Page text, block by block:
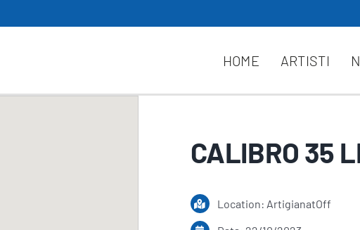
HOME ARTISTI
CALIBRO 35
Location: ArtigianatOff